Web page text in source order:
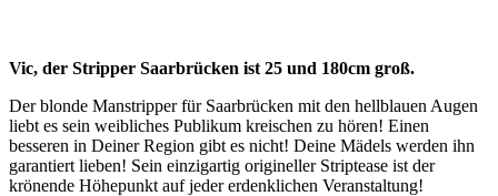
Vic, der Stripper Saarbrücken ist 25 und 180cm groß.
Der blonde Manstripper für Saarbrücken mit den hellblauen Augen
liebt es sein weibliches Publikum kreischen zu hören! Einen
besseren in Deiner Region gibt es nicht! Deine Mädels werden ihn
garantiert lieben! Sein einzigartig origineller Striptease ist der
krönende Höhepunkt auf jeder erdenklichen Veranstaltung!